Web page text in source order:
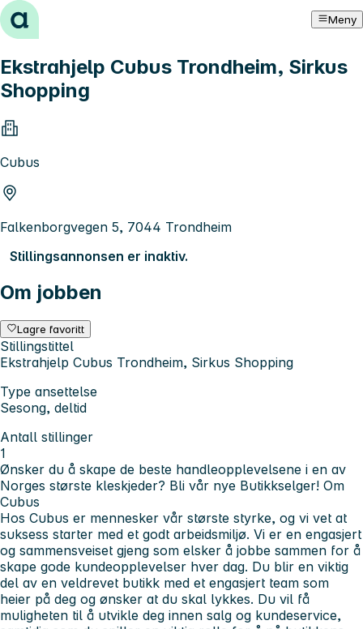
Hopp til innhold Meny
Ekstrahjelp Cubus Trondheim, Sirkus
Shopping
Cubus
Falkenborgvegen 5, 7044 Trondheim
Stillingsannonsen er inaktiv.
Om jobben
Lagre favoritt
Stillingstittel
Ekstrahjelp Cubus Trondheim, Sirkus Shopping
Type ansettelse
Sesong, deltid
Antall stillinger
1
Ønsker du å skape de beste handleopplevelsene i en av
Norges største kleskjeder? Bli vår nye Butikkselger! Om
Cubus
Hos Cubus er mennesker vår største styrke, og vi vet at
suksess starter med et godt arbeidsmiljø. Vi er en engasjert
og sammensveiset gjeng som elsker å jobbe sammen for å
skape gode kundeopplevelser hver dag. Du blir en viktig
del av en veldrevet butikk med et engasjert team som
heier på deg og ønsker at du skal lykkes. Du vil få
muligheten til å utvikle deg innen salg og kundeservice,